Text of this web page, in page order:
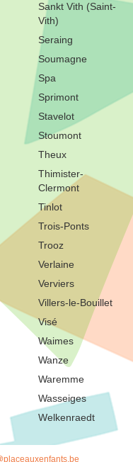
Sankt Vith (Saint-
Vith)
Seraing
Soumagne
Spa
Sprimont
Stavelot
Stoumont
Theux
Thimister-
Clermont
Tinlot
Trois-Ponts
Trooz
Verlaine
Verviers
Villers-le-Bouillet
Visé
Waimes
Wanze
Waremme
Wasseiges
Welkenraedt